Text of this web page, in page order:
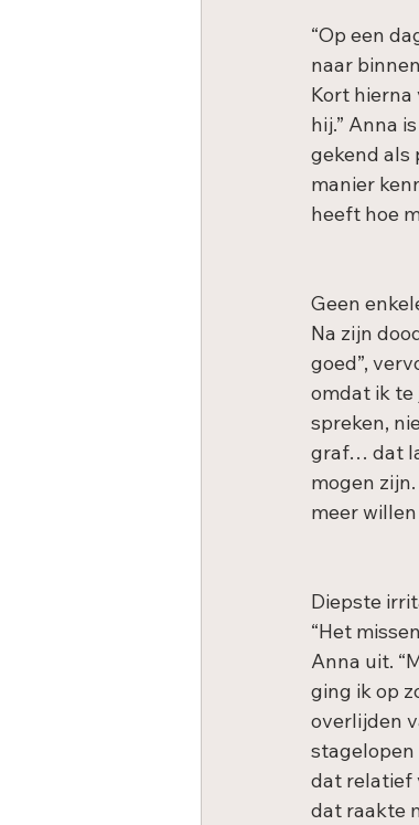
“Op een
naar
Kort
hij.” Anna
gekend als
manier
heeft hoe
Geen
Na zijn
goed”,
omdat ik te
spreken,
graf… dat
mogen
meer
Diepste
“Het
Anna uit.
ging ik op
overlijden
stagelopen
dat relatief
dat raakte